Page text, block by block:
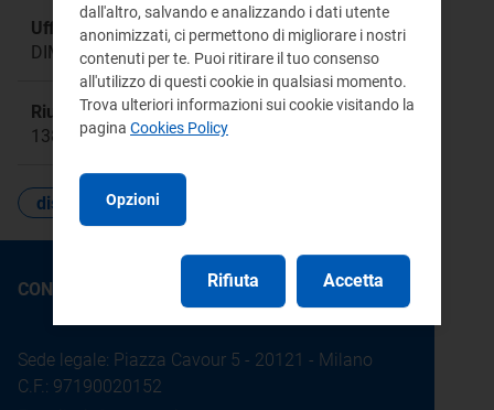
Ufficio responsabile:
DIME
Riunione:
1386a bis
dispacciamento
CONTATTI
Sede legale: Piazza Cavour 5 - 20121 - Milano
C.F.: 97190020152
dall'altro, salvando e analizzando i dati utente
anonimizzati, ci permettono di migliorare i nostri
contenuti per te. Puoi ritirare il tuo consenso
all'utilizzo di questi cookie in qualsiasi momento.
Trova ulteriori informazioni sui cookie visitando la
pagina Cookies Policy
Opzioni
Rifiuta Accetta